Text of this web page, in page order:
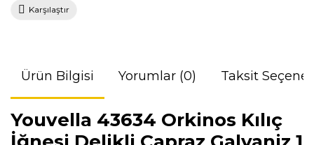
Karşılaştır
Ürün Bilgisi Yorumlar (0) Taksit
Youvella 43634 Orkinos Kılıç